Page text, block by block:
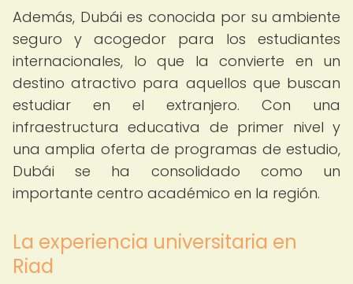
Además, Dubái es conocida por su ambiente
seguro y acogedor para los estudiantes
internacionales, lo que la convierte en un
destino atractivo para aquellos que buscan
estudiar en el extranjero. Con una
infraestructura educativa de primer nivel y
una amplia oferta de programas de estudio,
Dubái se ha consolidado como un
importante centro académico en la región.
La experiencia universitaria en
Riad